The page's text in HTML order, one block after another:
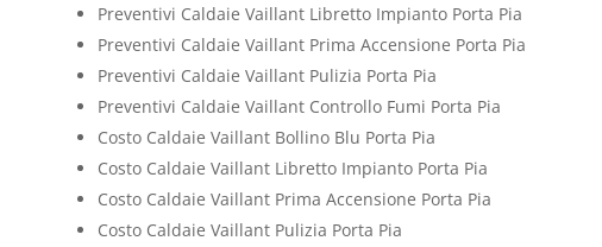
Preventivi Caldaie Vaillant Libretto Impianto Porta Pia
Preventivi Caldaie Vaillant Prima Accensione Porta Pia
Preventivi Caldaie Vaillant Pulizia Porta Pia
Preventivi Caldaie Vaillant Controllo Fumi Porta Pia
Costo Caldaie Vaillant Bollino Blu Porta Pia
Costo Caldaie Vaillant Libretto Impianto Porta Pia
Costo Caldaie Vaillant Prima Accensione Porta Pia
Costo Caldaie Vaillant Pulizia Porta Pia